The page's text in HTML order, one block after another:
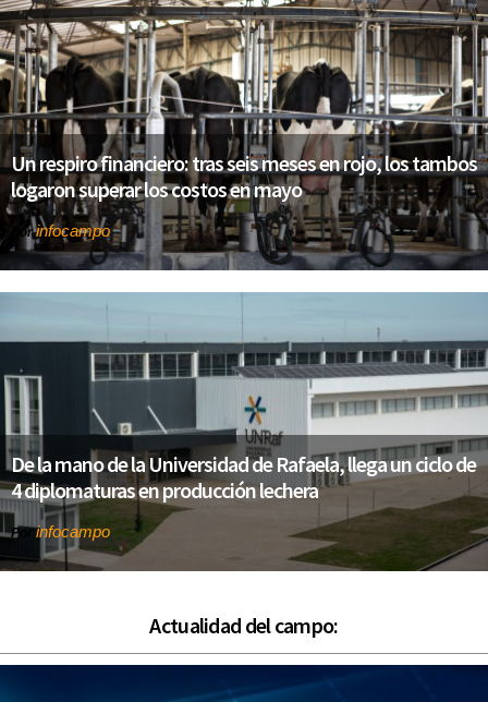
Un respiro financiero: tras seis meses en rojo, los tambos
logaron superar los costos en mayo
Porinfocampo
De la mano de la Universidad de Rafaela, llega un ciclo de
4 diplomaturas en producción lechera
Por infocampo
Actualidad del campo: